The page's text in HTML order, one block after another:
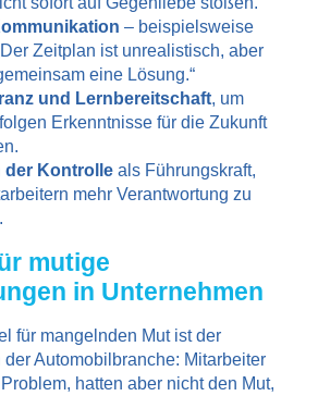
– beispielsweise
Zeitplan ist unrealistisch, aber
eine Lösung.“
und Lernbereitschaft, um
Erkenntnisse für die Zukunft
der Kontrolle als Führungskraft,
mehr Verantwortung zu
mutige
in Unternehmen
für mangelnden Mut ist der
Automobilbranche: Mitarbeiter
hatten aber nicht den Mut,